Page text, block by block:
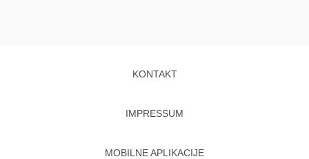
KONTAKT
IMPRESSUM
MOBILNE APLIKACIJE